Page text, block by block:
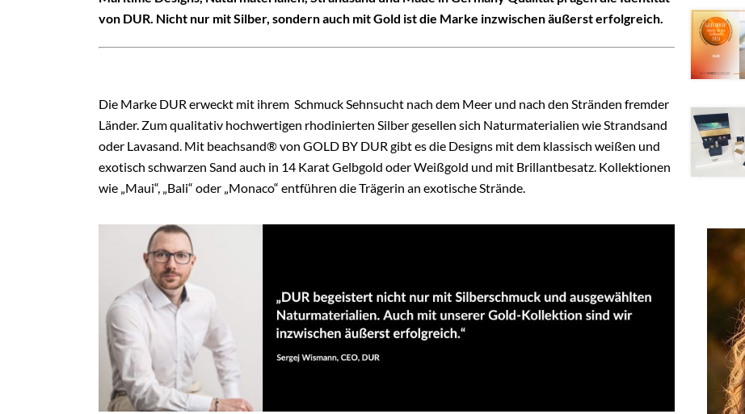
von DUR. Nicht nur mit Silber, sondern auch mit Gold ist die Marke inzwischen äußerst erfolgreich.
Die Marke DUR erweckt mit ihrem Schmuck Sehnsucht nach dem Meer und nach den Stränden fremder
Länder. Zum qualitativ hochwertigen rhodinierten Silber gesellen sich Naturmaterialien wie Strandsand
oder Lavasand. Mit beachsand® von GOLD BY DUR gibt es die Designs mit dem klassisch weißen und
exotisch schwarzen Sand auch in 14 Karat Gelbgold oder Weißgold und mit Brillantbesatz. Kollektionen
wie „Maui“, „Bali“ oder „Monaco“ entführen die Trägerin an exotische Strände.